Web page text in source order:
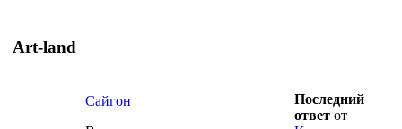
Art-land
Сайгон
Последний
ответ от